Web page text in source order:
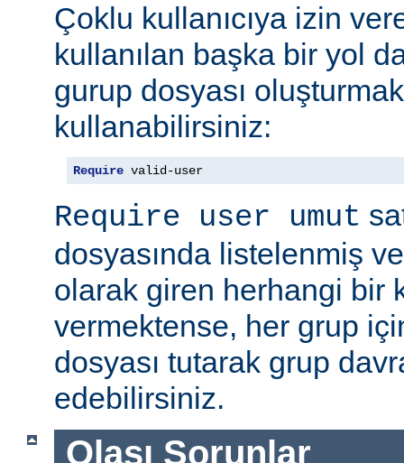
Çoklu kullanıcıya izin
kullanılan başka bir yol
gurup dosyası
kullanabilirsiniz:
Require valid-user
Require user umut
dosyasında listelenmiş
olarak giren herhangi bir
vermektense, her grup
dosyası tutarak grup
edebilirsiniz.
Olası Sorunlar